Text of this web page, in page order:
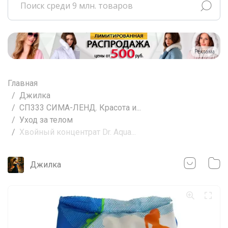
Реклама
Главная
Джилка
СП333 СИМА-ЛЕНД. Красота и...
Уход за телом
Хвойный концентрат Dr. Aqua...
Джилка